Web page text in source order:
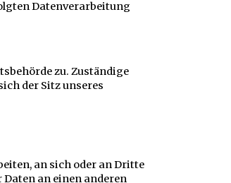
Datenverarbeitung
zu. Zuständige
der Sitz unseres
an sich oder an Dritte
an einen anderen